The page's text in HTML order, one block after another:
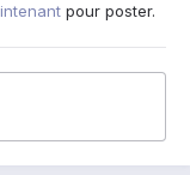
pour poster.